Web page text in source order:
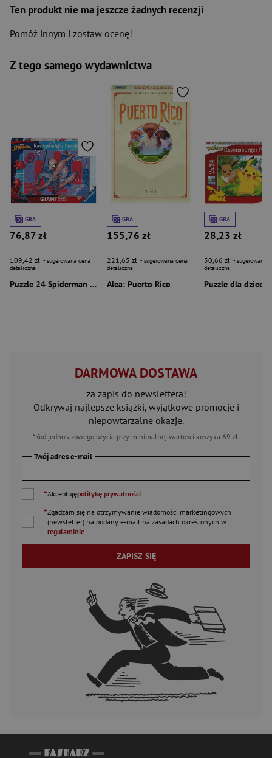
Ten produkt nie ma jeszcze żadnych recenzji
Pomóż innym i zostaw ocenę!
Z tego samego wydawnictwa
GRA
76,87 zł
109,42 zł - sugerowana cena
detaliczna
Puzzle 24 Spiderman Giant
GRA
155,76 zł
221,65 zł - sugerowana cena
detaliczna
Alea: Puerto Rico
GRA
28,23 zł
50,66 zł - sugerowana
detaliczna
DARMOWA DOSTAWA
za zapis do newslettera!
Odkrywaj najlepsze książki, wyjątkowe promocje i
niepowtarzalne okazje.
*Kod jednorazowego użycia przy minimalnej wartości koszyka 69 zł.
Twój adres e-mail
*Akceptujępolitykę prywatności
*Zgadzam się na otrzymywanie wiadomości marketingowych
(newsletter) na podany e-mail na zasadach określonych w
regulaminie.
ZAPISZ SIĘ